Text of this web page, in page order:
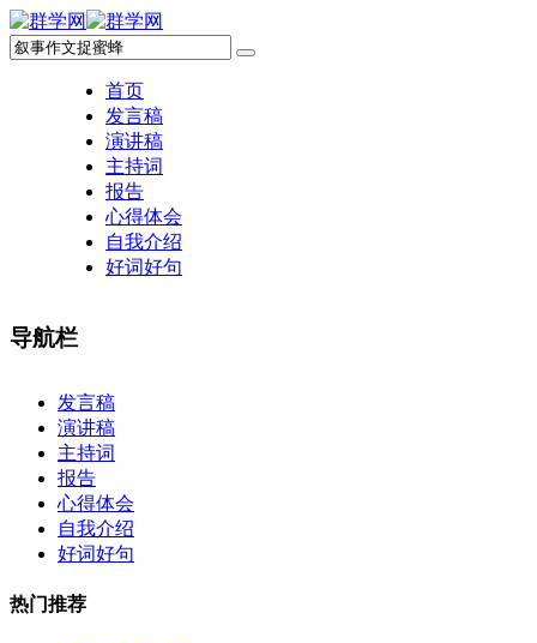
首页
发言稿
演讲稿
主持词
报告
心得体会
自我介绍
好词好句
导航栏
发言稿
演讲稿
主持词
报告
心得体会
自我介绍
好词好句
热门推荐